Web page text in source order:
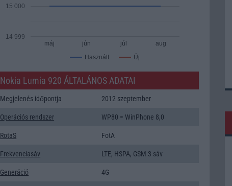
Használt Új
máj jún júl aug
14 999
15 000
Nokia Lumia 920 ÁLTALÁNOS ADATAI
Megjelenés időpontja 2012 szeptember
Operációs rendszer WP80 = WinPhone 8,0
RotaS FotA
Frekvenciasáv LTE, HSPA, GSM 3 sáv
Generáció 4G